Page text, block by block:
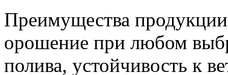
Преимущества
орошение при любом
полива, устойчивость к